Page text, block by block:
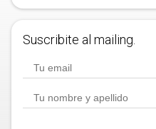
Suscribite al mailing.